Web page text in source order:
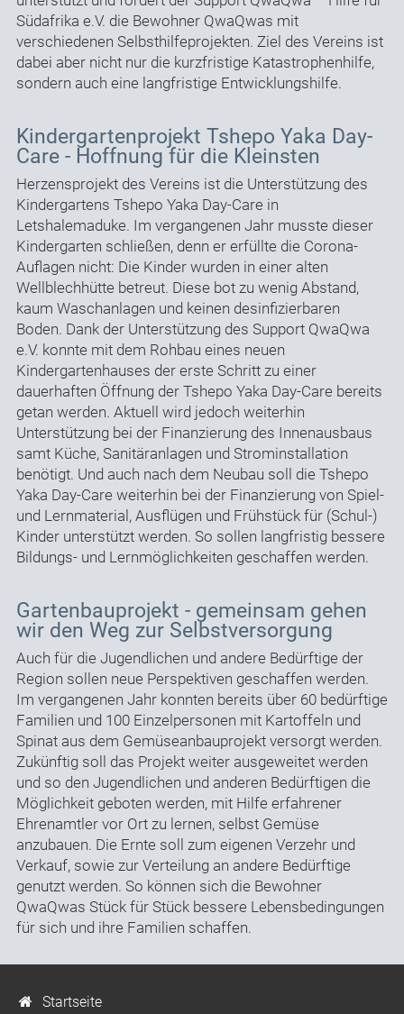
Südafrika e.V. die Bewohner QwaQwas mit
verschiedenen Selbsthilfeprojekten. Ziel des Vereins ist
dabei aber nicht nur die kurzfristige Katastrophenhilfe,
sondern auch eine langfristige Entwicklungshilfe.
Kindergartenprojekt Tshepo Yaka Day-
Care - Hoffnung für die Kleinsten
Herzensprojekt des Vereins ist die Unterstützung des
Kindergartens Tshepo Yaka Day-Care in
Letshalemaduke. Im vergangenen Jahr musste dieser
Kindergarten schließen, denn er erfüllte die Corona-
Auflagen nicht: Die Kinder wurden in einer alten
Wellblechhütte betreut. Diese bot zu wenig Abstand,
kaum Waschanlagen und keinen desinfizierbaren
Boden. Dank der Unterstützung des Support QwaQwa
e.V. konnte mit dem Rohbau eines neuen
Kindergartenhauses der erste Schritt zu einer
dauerhaften Öffnung der Tshepo Yaka Day-Care bereits
getan werden. Aktuell wird jedoch weiterhin
Unterstützung bei der Finanzierung des Innenausbaus
samt Küche, Sanitäranlagen und Strominstallation
benötigt. Und auch nach dem Neubau soll die Tshepo
Yaka Day-Care weiterhin bei der Finanzierung von Spiel-
und Lernmaterial, Ausflügen und Frühstück für (Schul-)
Kinder unterstützt werden. So sollen langfristig bessere
Bildungs- und Lernmöglichkeiten geschaffen werden.
Gartenbauprojekt - gemeinsam gehen
wir den Weg zur Selbstversorgung
Auch für die Jugendlichen und andere Bedürftige der
Region sollen neue Perspektiven geschaffen werden.
Im vergangenen Jahr konnten bereits über 60 bedürftige
Familien und 100 Einzelpersonen mit Kartoffeln und
Spinat aus dem Gemüseanbauprojekt versorgt werden.
Zukünftig soll das Projekt weiter ausgeweitet werden
und so den Jugendlichen und anderen Bedürftigen die
Möglichkeit geboten werden, mit Hilfe erfahrener
Ehrenamtler vor Ort zu lernen, selbst Gemüse
anzubauen. Die Ernte soll zum eigenen Verzehr und
Verkauf, sowie zur Verteilung an andere Bedürftige
genutzt werden. So können sich die Bewohner
QwaQwas Stück für Stück bessere Lebensbedingungen
für sich und ihre Familien schaffen.
Startseite